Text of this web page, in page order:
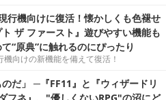
行機向けに復活！懐かしくも色褪せ
ザ ファースト』遊びやすい機能も
“原典”に触れるのにぴったり
向けの新機能を備えて復活！
のだ」 ─『FF11』と『ウィザードリ
フネ』、"優しくないRPG"の沼にど